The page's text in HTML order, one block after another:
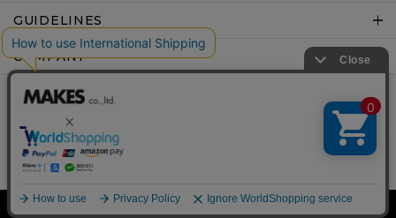
GUIDELINES
COMPANY
Copyright © MAKES co.,ltd .All rights reserved